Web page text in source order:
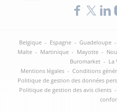
Belgique - Espagne - Guadeloupe -
Malte - Martinique - Mayotte -
Buromarket - La
Mentions légales - Conditions
Politique de gestion des données
Politique de gestion des avis clients -